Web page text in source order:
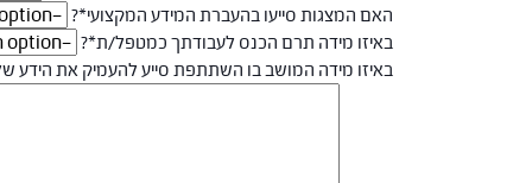
האם המצגות סייעו בהעברת המידע המקצועי*?
באיזו מידה תרם הכנס לעבודתך כמטפל/ת*?
באיזו מידה המושב בו השתתפת סייע להעמיק את הידע